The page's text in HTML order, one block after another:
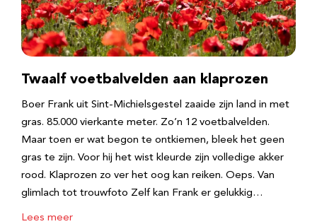
Twaalf voetbalvelden aan klaprozen
Boer Frank uit Sint-Michielsgestel zaaide zijn land in met
gras. 85.000 vierkante meter. Zo’n 12 voetbalvelden.
Maar toen er wat begon te ontkiemen, bleek het geen
gras te zijn. Voor hij het wist kleurde zijn volledige akker
rood. Klaprozen zo ver het oog kan reiken. Oeps. Van
glimlach tot trouwfoto Zelf kan Frank er gelukkig…
Lees meer